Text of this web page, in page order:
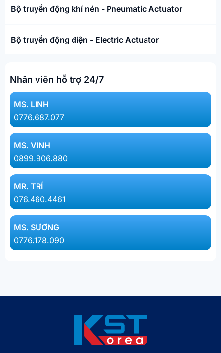
Bộ truyền động khí nén - Pneumatic Actuator
Bộ truyền động điện - Electric Actuator
Nhân viên hỗ trợ 24/7
MS. LINH​
0776.687.077​
MS. VINH
0899.906.880
MR. TRÍ
076.460.4461
MS. SƯƠNG
0776.178.090